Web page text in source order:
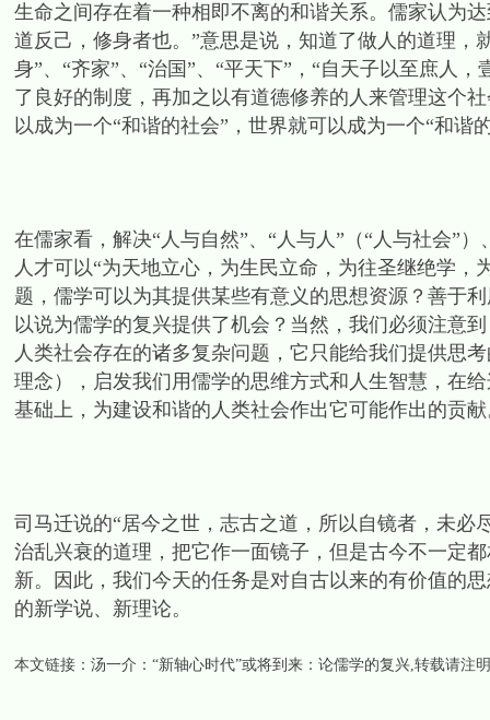
生命之间存在着一种相即不离的和谐关系。儒家认为
道反己，修身者也。”意思是说，知道了做人的道理，
身”、“齐家”、“治国”、“平天下”，“自天子以至庶人
了良好的制度，再加之以有道德修养的人来管理这个
以成为一个“和谐的社会”，世界就可以成为一个“和谐
在儒家看，解决“人与自然”、“人与人”（“人与社会”
人才可以“为天地立心，为生民立命，为往圣继绝学
题，儒学可以为其提供某些有意义的思想资源？善于
以说为儒学的复兴提供了机会？当然，我们必须注意
人类社会存在的诸多复杂问题，它只能给我们提供思
理念），启发我们用儒学的思维方式和人生智慧，在
基础上，为建设和谐的人类社会作出它可能作出的贡献
司马迁说的“居今之世，志古之道，所以自镜者，未
治乱兴衰的道理，把它作一面镜子，但是古今不一定
新。因此，我们今天的任务是对自古以来的有价值的
的新学说、新理论。
本文链接： 汤一介：“新轴心时代”或将到来：论儒学的复兴,转载请注